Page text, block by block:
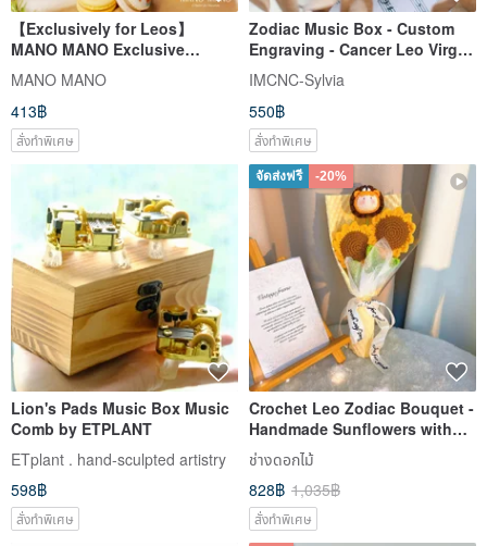
【Exclusively for Leos】
MANO MANO Exclusive
Design Macaron Gift Box Set
of 3
MANO MANO
413฿
สั่งทำพิเศษ
Zodiac Music Box - Custom
Engraving - Cancer Leo Virgo
Libra Scorpio Sagittarius
IMCNC-Sylvia
550฿
สั่งทำพิเศษ
Lion's Pads Music Box Music
Comb by ETPLANT
ETplant . hand-sculpted artistry
598฿
สั่งทำพิเศษ
จัดส่งฟรี -20%
Crochet Leo Zodiac Bouquet -
Handmade Sunflowers with
Plush Lion Doll
ช่างดอกไม้
828฿ 1,035฿
สั่งทำพิเศษ